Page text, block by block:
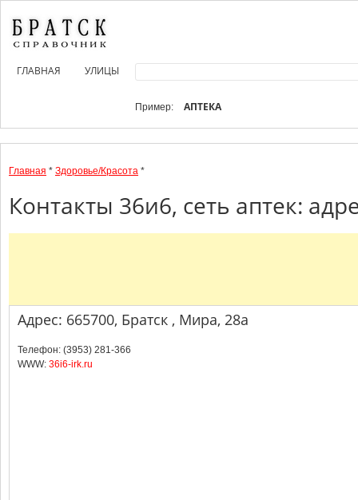
ГЛАВНАЯ УЛИЦЫ
Пример: АПТЕКА
Главная * Здоровье/Красота *
Контакты 36и6, сеть аптек:
Адрес: 665700, Братск , Мира, 28а
Телефон: (3953) 281-366
WWW: 36i6-irk.ru